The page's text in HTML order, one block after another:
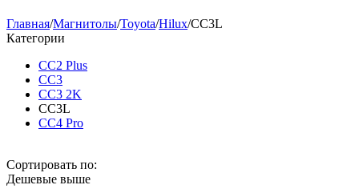
Главная/Магнитолы/Toyota/Hilux/CC3L
Категории
CC2 Plus
CC3
CC3 2K
CC3L
CC4 Pro
Сортировать по:
Дешевые выше